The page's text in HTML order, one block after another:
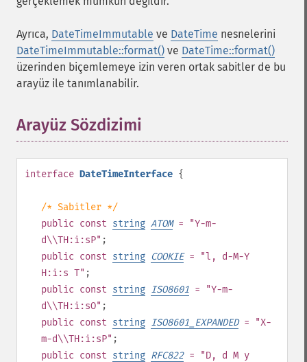
Ayrıca, DateTimeImmutable ve DateTime nesnelerini
DateTimeImmutable::format() ve DateTime::format()
üzerinden biçemlemeye izin veren ortak sabitler de bu
arayüz ile tanımlanabilir.
Arayüz Sözdizimi
interface DateTimeInterface {
/* Sabitler */
public const string ATOM= "Y-m-
d\\TH:i:sP" ;
public const string COOKIE= "l, d-M-Y
H:i:s T" ;
public const string ISO8601 = "Y-m-
d\\TH:i:sO" ;
public const string ISO8601_EXPANDED= "X-
m-d\\TH:i:sP" ;
public const string RFC822= "D, d M y